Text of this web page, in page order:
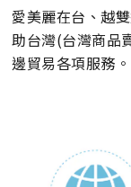
愛美麗在台、越
助台灣(台灣商品
邊貿易各項服務。